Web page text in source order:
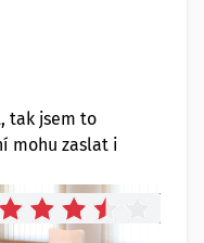
tak jsem to
mohu zaslat i